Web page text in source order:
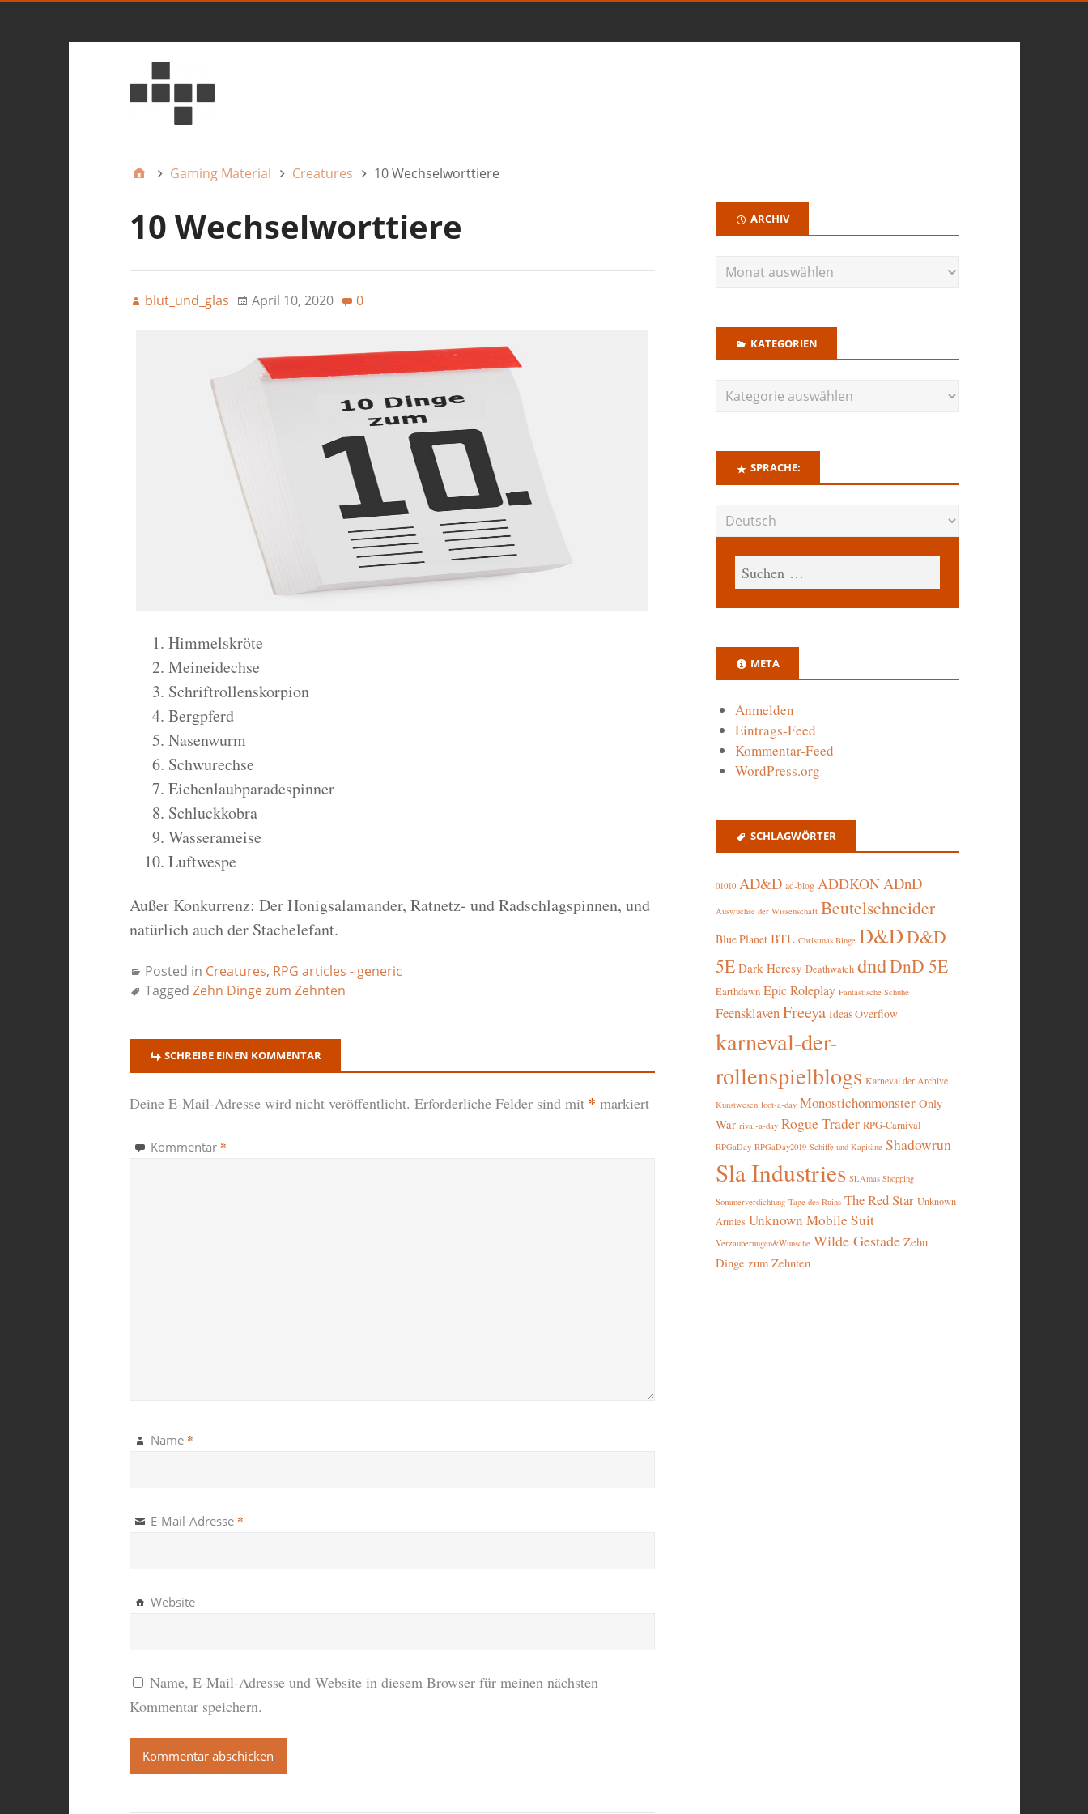
Gaming Material Creatures 10 Wechselworttiere
10 Wechselworttiere
blut_und_glas April 10, 2020 0
Himmelskröte
Meineidechse
Schriftrollenskorpion
Bergpferd
Nasenwurm
Schwurechse
Eichenlaubparadespinner
Schluckkobra
Wasserameise
Luftwespe
Außer Konkurrenz: Der Honigsalamander, Ratnetz- und Radschlagspinnen, und
natürlich auch der Stachelefant.
Posted in Creatures, RPG articles - generic
Tagged Zehn Dinge zum Zehnten
SCHREIBE EINEN KOMMENTAR
Deine E-Mail-Adresse wird nicht veröffentlicht. Erforderliche Felder sind mit * markiert
Kommentar *
Name *
E-Mail-Adresse *
Website
Name, E-Mail-Adresse und Website in diesem Browser für meinen nächsten
Kommentar speichern.
ARCHIV
KATEGORIEN
SPRACHE:
META
Anmelden
Eintrags-Feed
Kommentar-Feed
WordPress.org
SCHLAGWÖRTER
01010 AD&D ad-blog ADDKONADnD
Auswüchse der Wissenschaft Beutelschneider
Blue Planet BTL Christmas Binge D&DD&D
5E Dark Heresy Deathwatch dndDnD 5E
Earthdawn Epic Roleplay Fantastische Schuhe
Feensklaven Freeya Ideas Overflow
karneval-der-
rollenspielblogs Karneval der Archive
Kunstwesen loot-a-day Monostichonmonster Only
War rival-a-day Rogue Trader RPG-Carnival
RPGaDay RPGaDay2019 Schiffe und Kapitäne Shadowrun
Sla Industries SLAmas Shopping
Sommerverdichtung Tage des Ruins The Red Star Unknown
Armies Unknown Mobile Suit
Verzauberungen&Wünsche Wilde Gestade Zehn
Dinge zum Zehnten